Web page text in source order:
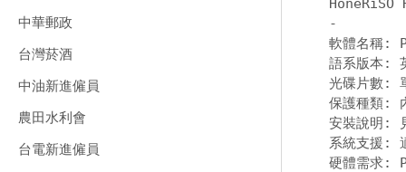
中華郵政
台灣菸酒
中油新進僱員
農田水利會
台電新進僱員
-
軟體名稱:
語系版本:
光碟片數:
保護種類:
安裝說明:
系統支援:
硬體需求: